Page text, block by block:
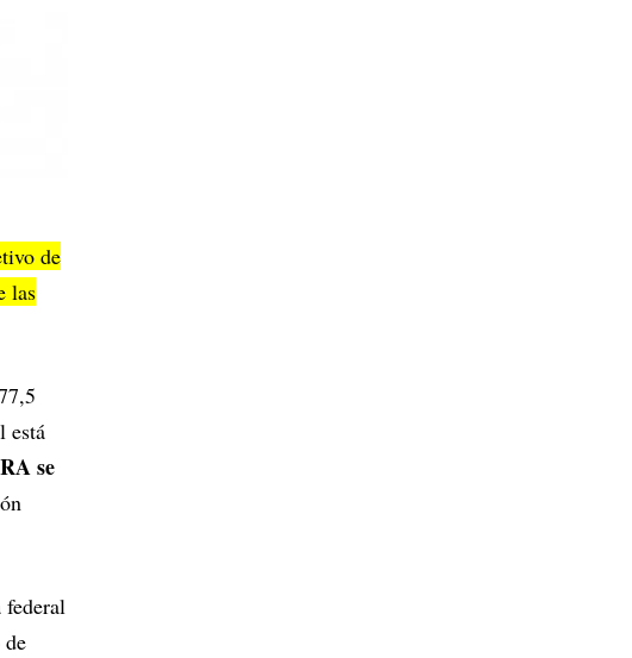
de
las
está
se